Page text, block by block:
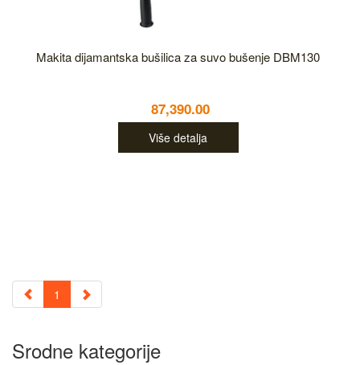
Makita dijamantska bušilica za suvo bušenje DBM130
87,390.00
Više detalja
1
Srodne kategorije